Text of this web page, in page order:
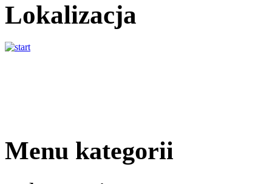
Lokalizacja
Menu kategorii